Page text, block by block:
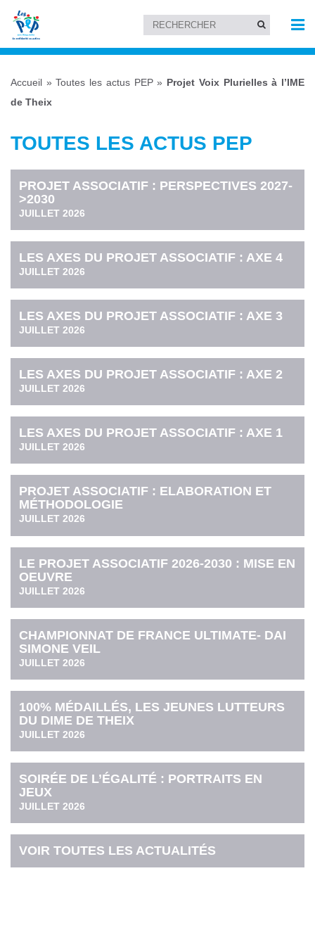
Accueil »Toutes les actus PEP» Projet Voix Plurielles à l’IME
de Theix
TOUTES LES ACTUS PEP
PROJET ASSOCIATIF : PERSPECTIVES 2027-
>2030
JUILLET 2026
LES AXES DU PROJET ASSOCIATIF : AXE 4
JUILLET 2026
LES AXES DU PROJET ASSOCIATIF : AXE 3
JUILLET 2026
LES AXES DU PROJET ASSOCIATIF : AXE 2
JUILLET 2026
LES AXES DU PROJET ASSOCIATIF : AXE 1
JUILLET 2026
PROJET ASSOCIATIF : ELABORATION ET
MÉTHODOLOGIE
JUILLET 2026
LE PROJET ASSOCIATIF 2026-2030 : MISE EN
OEUVRE
JUILLET 2026
CHAMPIONNAT DE FRANCE ULTIMATE- DAI
SIMONE VEIL
JUILLET 2026
100% MÉDAILLÉS, LES JEUNES LUTTEURS
DU DIME DE THEIX
JUILLET 2026
SOIRÉE DE L’ÉGALITÉ : PORTRAITS EN
JEUX
JUILLET 2026
VOIR TOUTES LES ACTUALITÉS